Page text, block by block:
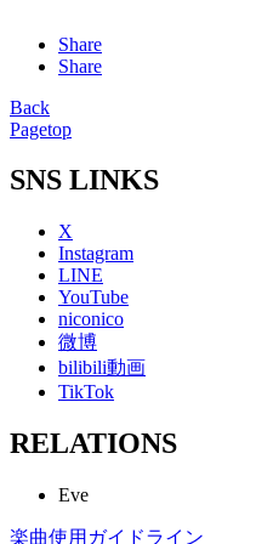
Share
Share
Back
Pagetop
SNS LINKS
X
Instagram
LINE
YouTube
niconico
微博
bilibili動画
TikTok
RELATIONS
Eve
楽曲使用ガイドライン